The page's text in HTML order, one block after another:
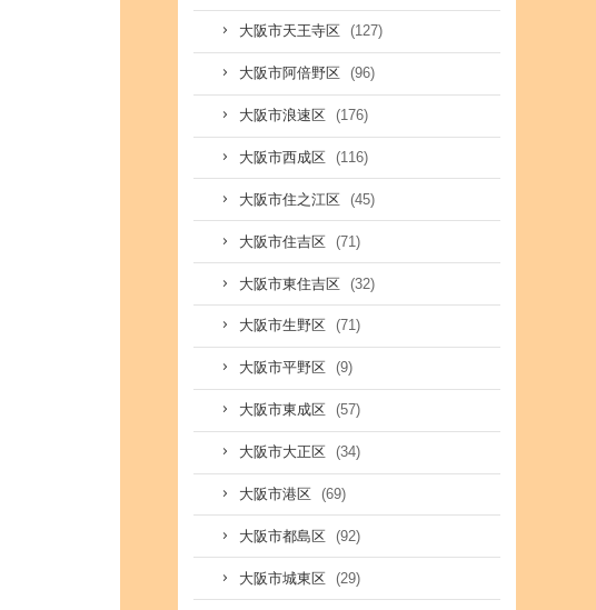
大阪市天王寺区 (127)
大阪市阿倍野区 (96)
大阪市浪速区 (176)
大阪市西成区 (116)
大阪市住之江区 (45)
大阪市住吉区 (71)
大阪市東住吉区 (32)
大阪市生野区 (71)
大阪市平野区 (9)
大阪市東成区 (57)
大阪市大正区 (34)
大阪市港区 (69)
大阪市都島区 (92)
大阪市城東区 (29)